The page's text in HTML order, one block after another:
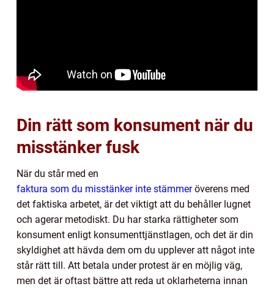
Din rätt som konsument när du
misstänker fusk
När du står med en
faktura som du misstänker inte stämmeröverens med
det faktiska arbetet, är det viktigt att du behåller lugnet
och agerar metodiskt. Du har starka rättigheter som
konsument enligt konsumenttjänstlagen, och det är din
skyldighet att hävda dem om du upplever att något inte
står rätt till. Att betala under protest är en möjlig väg,
men det är oftast bättre att reda ut oklarheterna innan